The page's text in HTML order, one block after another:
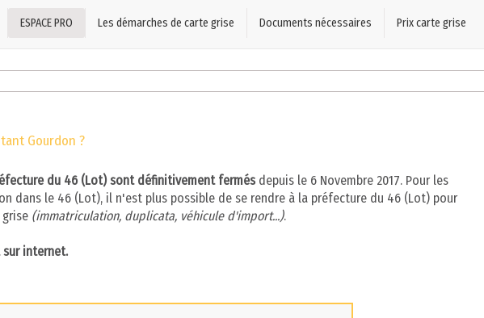
ESPACE PRO Les démarches de carte grise Documents nécessaires Prix carte grise
Gourdon ?
du 46 (Lot) sont définitivement fermés depuis le 6 Novembre 2017. Pour les
dans le 46 (Lot), il n'est plus possible de se rendre à la préfecture du 46 (Lot) pour
(immatriculation, duplicata, véhicule d'import...).
sur internet.